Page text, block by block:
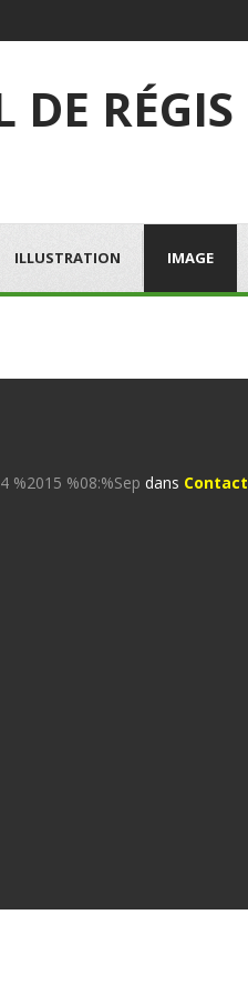
DE RÉGIS
ILLUSTRATION IMAGE
%2015 %08:%Sep dans Contact